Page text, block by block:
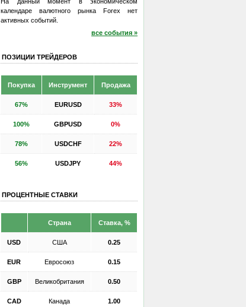
календаре валютного рынка Forex нет
активных событий.
все события »
ПОЗИЦИИ ТРЕЙДЕРОВ
Покупка Инструмент Продажа
67% EURUSD 33%
100% GBPUSD 0%
78% USDCHF 22%
56% USDJPY 44%
ПРОЦЕНТНЫЕ СТАВКИ
Страна Ставка, %
USD США 0.25
EUR Евросоюз 0.15
GBP Великобритания 0.50
CAD Канада 1.00